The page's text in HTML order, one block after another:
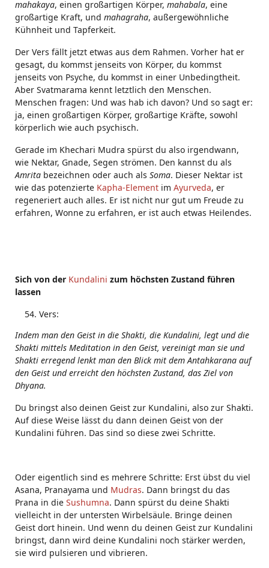
mahakaya, einen großartigen Körper, mahabala, eine
großartige Kraft, und mahagraha, außergewöhnliche
Kühnheit und Tapferkeit.
Der Vers fällt jetzt etwas aus dem Rahmen. Vorher hat er
gesagt, du kommst jenseits von Körper, du kommst
jenseits von Psyche, du kommst in einer Unbedingtheit.
Aber Svatmarama kennt letztlich den Menschen.
Menschen fragen: Und was hab ich davon? Und so sagt er:
ja, einen großartigen Körper, großartige Kräfte, sowohl
körperlich wie auch psychisch.
Gerade im Khechari Mudra spürst du also irgendwann,
wie Nektar, Gnade, Segen strömen. Den kannst du als
Amrita bezeichnen oder auch als Soma. Dieser Nektar ist
wie das potenzierte Kapha-Element im Ayurveda, er
regeneriert auch alles. Er ist nicht nur gut um Freude zu
erfahren, Wonne zu erfahren, er ist auch etwas Heilendes.
Sich von der Kundalini zum höchsten Zustand führen
lassen
Vers:
Indem man den Geist in die Shakti, die Kundalini, legt und die
Shakti mittels Meditation in den Geist, vereinigt man sie und
Shakti erregend lenkt man den Blick mit dem Antahkarana auf
den Geist und erreicht den höchsten Zustand, das Ziel von
Dhyana.
Du bringst also deinen Geist zur Kundalini, also zur Shakti.
Auf diese Weise lässt du dann deinen Geist von der
Kundalini führen. Das sind so diese zwei Schritte.
Oder eigentlich sind es mehrere Schritte: Erst übst du viel
Asana, Pranayama und Mudras. Dann bringst du das
Prana in die Sushumna. Dann spürst du deine Shakti
vielleicht in der untersten Wirbelsäule. Bringe deinen
Geist dort hinein. Und wenn du deinen Geist zur Kundalini
bringst, dann wird deine Kundalini noch stärker werden,
sie wird pulsieren und vibrieren.